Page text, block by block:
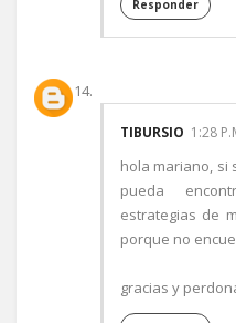
Responder
TIBURSIO 1:28
hola mariano, si
pueda
estrategias de
porque no
gracias y